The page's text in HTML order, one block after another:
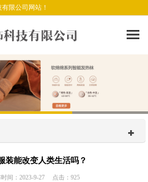
限公司网站！
装能改变人类生活吗？
时间：2023-9-27 点击：925